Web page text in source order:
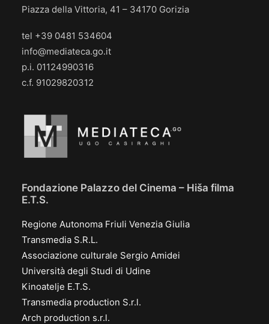
Piazza della Vittoria, 41 – 34170 Gorizia
tel +39 0481 534604
info@mediateca.go.it
p.i. 01124990316
c.f. 91029820312
Fondazione Palazzo del Cinema – Hiša filma
E.T.S.
Regione Autonoma Friuli Venezia Giulia
Transmedia S.R.L.
Associazione culturale Sergio Amidei
Università degli Studi di Udine
Kinoatelje E.T.S.
Transmedia production S.r.l.
Arch production s.r.l.